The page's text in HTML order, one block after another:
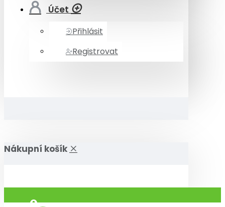
Účet
Přihlásit
Registrovat
Nákupní košík